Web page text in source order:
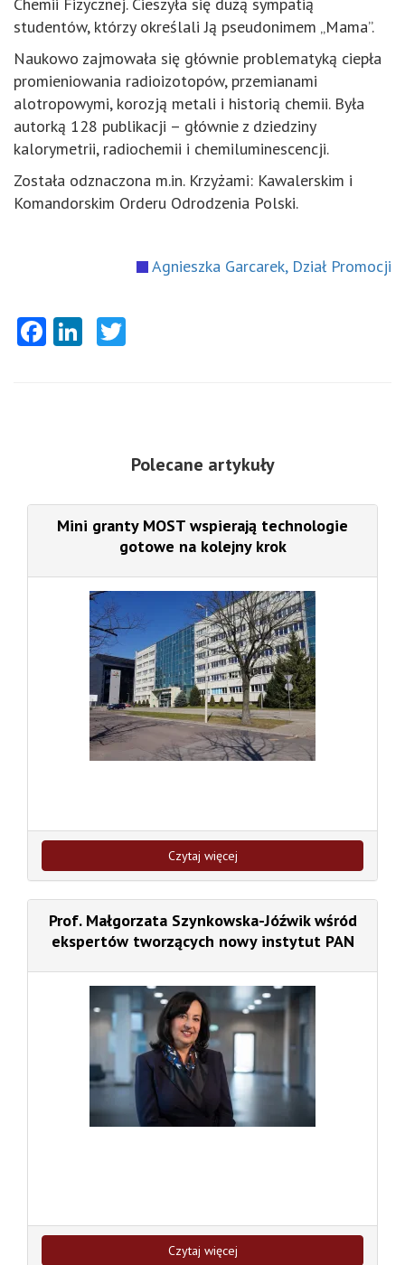
studentów, którzy określali Ją pseudonimem „Mama”.
Naukowo zajmowała się głównie problematyką ciepła
promieniowania radioizotopów, przemianami
alotropowymi, korozją metali i historią chemii. Była
autorką 128 publikacji – głównie z dziedziny
kalorymetrii, radiochemii i chemiluminescencji.
Została odznaczona m.in. Krzyżami: Kawalerskim i
Komandorskim Orderu Odrodzenia Polski.
Agnieszka Garcarek, Dział Promocji
Facebook
LinkedIn
Polecane artykuły
Mini granty MOST wspierają technologie
gotowe na kolejny krok
Czytaj więcej
Prof. Małgorzata Szynkowska-Jóźwik wśród
ekspertów tworzących nowy instytut PAN
Czytaj więcej